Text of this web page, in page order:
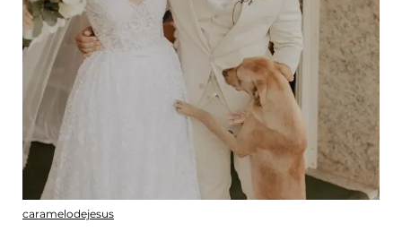
caramelodejesus